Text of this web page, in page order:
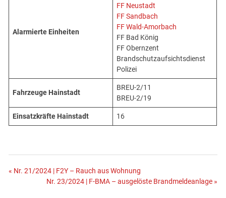
Alarmierte Einheiten
FF Neustadt
FF Sandbach
FF Wald-Amorbach
FF Bad König
FF Obernzent
Brandschutzaufsichtsdienst
Polizei
Fahrzeuge Hainstadt
BREU-2/11
BREU-2/19
Einsatzkräfte Hainstadt 16
Beitragsnavigation
« Nr. 21/2024 | F2Y – Rauch aus Wohnung
Nr. 23/2024 | F-BMA – ausgelöste Brandmeldeanlage »